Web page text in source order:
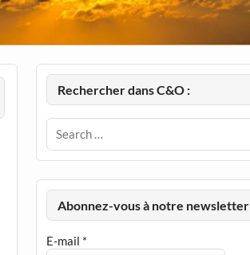
Rechercher dans C&O :
Abonnez-vous à notre newsletter
E-mail *